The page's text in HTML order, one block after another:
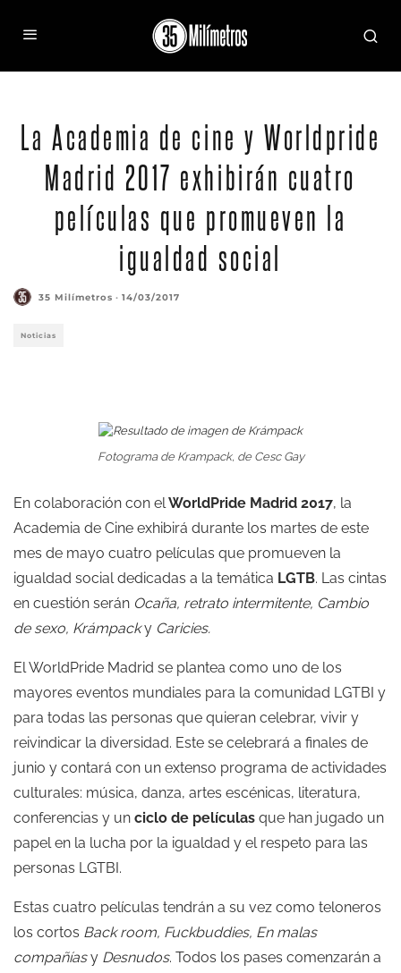
La Academia de cine y Worldpride
Madrid 2017 exhibirán cuatro
películas que promueven la
igualdad social
35 Milímetros · 14/03/2017
Noticias
Fotograma de Krampack, de Cesc Gay
En colaboración con elWorldPride Madrid 2017, la
Academia de Cine exhibirá durante los martes de este
mes de mayo cuatro películas que promueven la
igualdad social dedicadas a la temática LGTB. Las cintas
en cuestión serán Ocaña, retrato intermitente, Cambio
de sexo, Krámpacky Caricies.
El WorldPride Madrid se plantea como uno de los
mayores eventos mundiales para la comunidad LGTBI y
para todas las personas que quieran celebrar, vivir y
reivindicar la diversidad. Este se celebrará a finales de
junio y contará con un extenso programa de actividades
culturales: música, danza, artes escénicas, literatura,
conferencias y un ciclo de películas que han jugado un
papel en la lucha por la igualdad y el respeto para las
personas LGTBI.
Estas cuatro películas tendrán a su vez como teloneros
los cortos Back room, Fuckbuddies, En malas
compañíasy Desnudos. Todos los pases comenzarán a